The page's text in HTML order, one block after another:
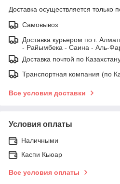
Доставка осуществляется только
Самовывоз
Доставка курьером по г.
- Райымбека - Саина - Аль-
Доставка почтой по
Транспортная компания (по
Все условия доставки
Условия оплаты
Наличными
Каспи Кьюар
Все условия оплаты